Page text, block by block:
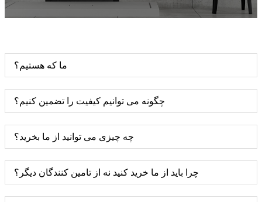
ما که هستیم؟
چگونه می توانیم کیفیت را تضمین کنیم؟
چه چیزی می توانید از ما بخرید؟
چرا باید از ما خرید کنید نه از تامین کنندگان دیگر؟